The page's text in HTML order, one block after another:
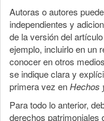
Autoras o autores
independientes y
de la versión del
ejemplo, incluirlo en un
conocer en otros
se indique clara y
primera vez enHechos
Para todo lo anterior,
derechos patrimoniales